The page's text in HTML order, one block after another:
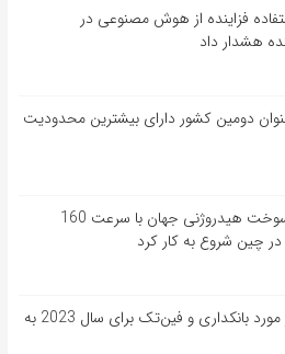
فزاینده از هوش مصنوعی در
هشدار داد
دومین کشور دارای بیشترین محدودیت
سریع‌ترین قطار سوخت هیدروژنی جهان با سرعت 160
چین شروع به کار کرد
پنج پیش‌بینی در مورد بانکداری و فین‌تک برای سال 2023 به